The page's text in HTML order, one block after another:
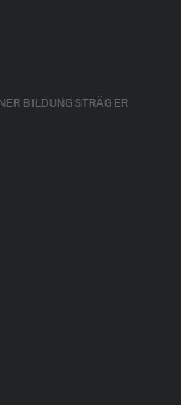
BILDUNGSTRÄGER